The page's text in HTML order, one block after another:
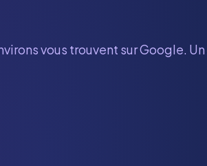
vous trouvent sur Google.